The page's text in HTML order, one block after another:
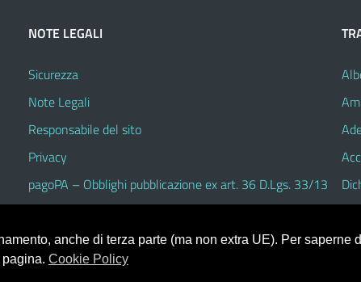
NOTE LEGALI
Sicurezza
Note Legali
Responsabile del sito
Privacy
pagoPA – Obblighi pubblicazione ex art. 36 D.Lgs. 33/13
anche di terza parte (ma non extra UE). Per saperne
Cookie Policy